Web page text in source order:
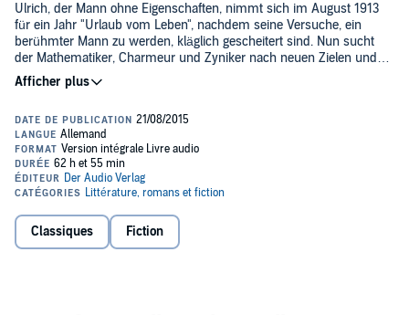
Ulrich, der Mann ohne Eigenschaften, nimmt sich im August 1913
für ein Jahr "Urlaub vom Leben", nachdem seine Versuche, ein
berühmter Mann zu werden, kläglich gescheitert sind. Nun sucht
der Mathematiker, Charmeur und Zyniker nach neuen Zielen und
Sinn. Er wird Sekretär bei den Planungen des 70. Thronjubiläums
des österreichischen Kaisers Franz Joseph I., das immer
In seinem Jahrhundertwerk entfaltet Musil ein buntes
Weltpanorama. Er beschreibt darin die Konflikte und
Herausforderungen des modernen Lebens und nimmt den
Zusammenbruch der K.-u.-k.-Monarchie literarisch
Classiques
Fiction